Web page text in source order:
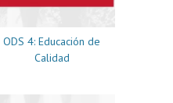
ODS 4: Educación de
Calidad